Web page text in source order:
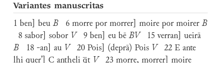
Variantes manuscritas
1 ben] beuB 6 morre por morrer] moire por moirerB
8 sabor] sobor V 9 ben] eu bēBV 15 verran] ueirā
B 18 -an] au V 20 Pois] (deprā) Pois V 22 E ante
lhi quer’] C antheli q̅t V 23 morre, morrer] moire